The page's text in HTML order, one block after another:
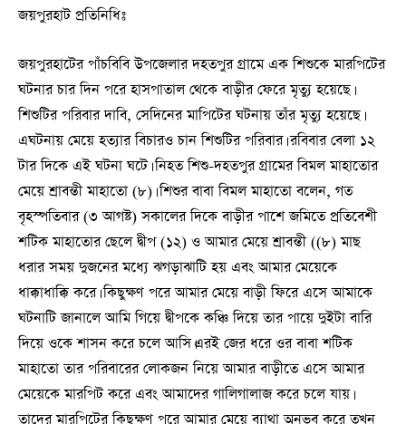
জয়পুরহাট প্রতিনিধিঃ
জয়পুরহাটের পাঁচবিবি উপজেলার দহতপুর গ্রামে এক শিশুকে মারপিটের
ঘটনার চার দিন পরে হাসপাতাল থেকে বাড়ীর ফেরে মৃত্যু হয়েছে।
শিশুটির পরিবার দাবি, সেদিনের মাপিটের ঘটনায় তাঁর মৃত্যু হয়েছে।
এঘটনায় মেয়ে হত্যার বিচারও চান শিশুটির পরিবার। রবিবার বেলা ১২
টার দিকে এই ঘটনা ঘটে। নিহত শিশু-দহতপুর গ্রামের বিমল মাহাতোর
মেয়ে শ্রাবন্তী মাহাতো (৮)। শিশুর বাবা বিমল মাহাতো বলেন, গত
বৃহস্পতিবার (৩ আগষ্ট) সকালের দিকে বাড়ীর পাশে জমিতে প্রতিবেশী
শটিক মাহাতোর ছেলে দ্বীপ (১২) ও আমার মেয়ে শ্রাবন্তী ((৮) মাছ
ধরার সময় দুজনের মধ্যে ঝগড়াঝাটি হয় এবং আমার মেয়েকে
ধাক্কাধাক্কি করে। কিছুক্ষণ পরে আমার মেয়ে বাড়ী ফিরে এসে আমাকে
ঘটনাটি জানালে আমি গিয়ে দ্বীপকে কঞ্চি দিয়ে তার পায়ে দুইটা বারি
দিয়ে ওকে শাসন করে চলে আসি।এরই জের ধরে ওর বাবা শটিক
মাহাতো তার পরিবারের লোকজন নিয়ে আমার বাড়ীতে এসে আমার
মেয়েকে মারপিট করে এবং আমাদের গালিগালাজ করে চলে যায়।